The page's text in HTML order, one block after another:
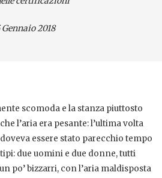
Gennaio 2018
scomoda e la stanza piuttosto
l’aria era pesante: l’ultima volta
essere stato parecchio tempo
due uomini e due donne, tutti
po’ bizzarri, con l’aria maldisposta